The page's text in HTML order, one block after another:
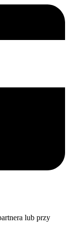
lub przy